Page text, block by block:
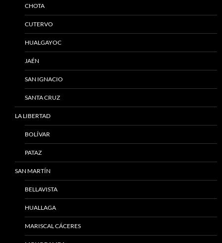
CHOTA
CUTERVO
HUALGAYOC
JAÉN
SAN IGNACIO
SANTA CRUZ
LA LIBERTAD
BOLÍVAR
PATAZ
SAN MARTÍN
BELLAVISTA
HUALLAGA
MARISCAL CÁCERES